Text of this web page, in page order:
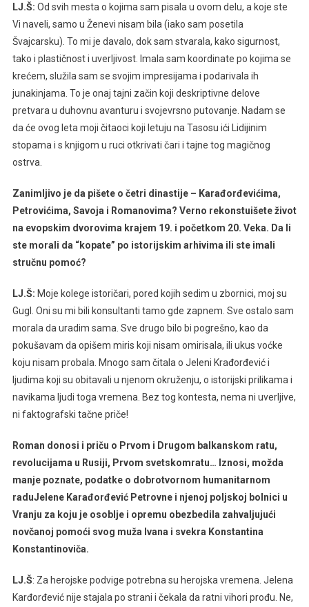
LJ.Š: Od svih mesta o kojima sam pisala u ovom delu, a koje ste
Vi naveli, samo u Ženevi nisam bila (iako sam posetila
Švajcarsku). To mi je davalo, dok sam stvarala, kako sigurnost,
tako i plastičnost i uverljivost. Imala sam koordinate po kojima se
krećem, služila sam se svojim impresijama i podarivala ih
junakinjama. To je onaj tajni začin koji deskriptivne delove
pretvara u duhovnu avanturu i svojevrsno putovanje. Nadam se
da će ovog leta moji čitaoci koji letuju na Tasosu ići Lidijinim
stopama i s knjigom u ruci otkrivati čari i tajne tog magičnog
ostrva.
Zanimljivo je da pišete o četri dinastije – Karađorđevićima,
Petrovićima, Savoja i Romanovima? Verno rekonstuišete život
na evopskim dvorovima krajem 19. i početkom 20. Veka. Da li
ste morali da “kopate” po istorijskim arhivima ili ste imali
stručnu pomoć?
LJ.Š: Moje kolege istoričari, pored kojih sedim u zbornici, moj su
Gugl. Oni su mi bili konsultanti tamo gde zapnem. Sve ostalo sam
morala da uradim sama. Sve drugo bilo bi pogrešno, kao da
pokušavam da opišem miris koji nisam omirisala, ili ukus voćke
koju nisam probala. Mnogo sam čitala o Jeleni Krađorđević i
ljudima koji su obitavali u njenom okruženju, o istorijski prilikama i
navikama ljudi toga vremena. Bez tog kontesta, nema ni uverljive,
ni faktografski tačne priče!
Roman donosi i priču o Prvom i Drugom balkanskom ratu,
revolucijama u Rusiji, Prvom svetskomratu… Iznosi, možda
manje poznate, podatke o dobrotvornom humanitarnom
raduJelene Karađorđević Petrovne i njenoj poljskoj bolnici u
Vranju za koju je osoblje i opremu obezbedila zahvaljujući
novčanoj pomoći svog muža Ivana i svekra Konstantina
Konstantinoviča.
LJ.Š: Za herojske podvige potrebna su herojska vremena. Jelena
Karđorđević nije stajala po strani i čekala da ratni vihori prođu. Ne,